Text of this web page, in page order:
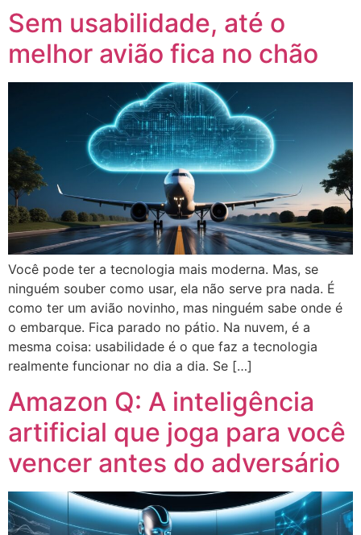
Sem usabilidade, até o
melhor avião fica no chão
Você pode ter a tecnologia mais moderna. Mas, se
ninguém souber como usar, ela não serve pra nada. É
como ter um avião novinho, mas ninguém sabe onde é
o embarque. Fica parado no pátio. Na nuvem, é a
mesma coisa: usabilidade é o que faz a tecnologia
realmente funcionar no dia a dia. Se […]
Amazon Q: A inteligência
artificial que joga para você
vencer antes do adversário